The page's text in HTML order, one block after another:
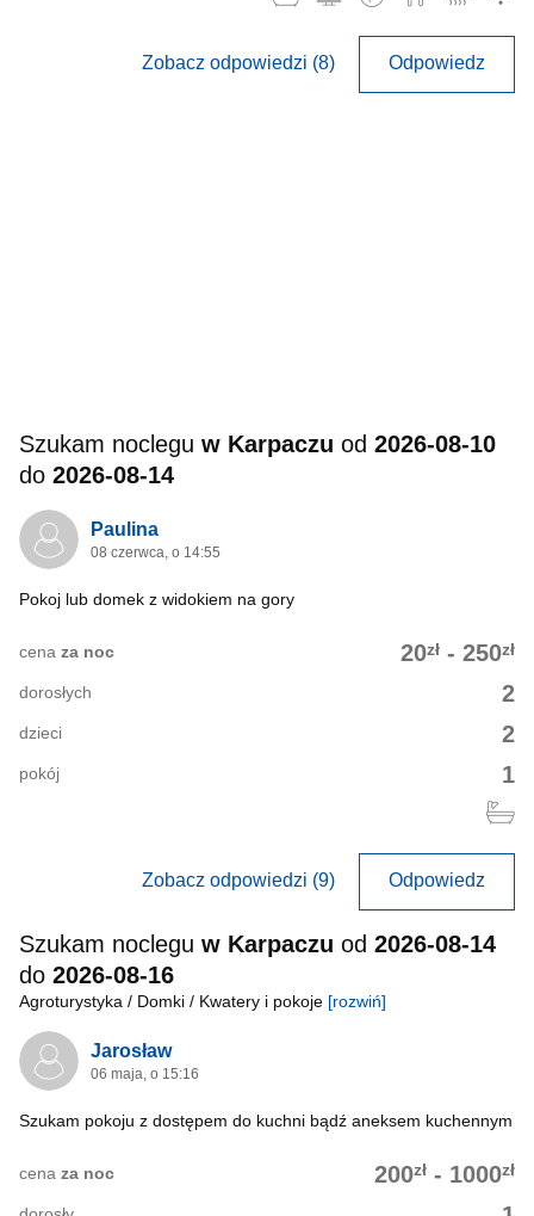
Zobacz odpowiedzi (8) Odpowiedz
Szukam noclegu w Karpaczu od 2026-08-10
do 2026-08-14
Paulina
08 czerwca, o 14:55
Pokoj lub domek z widokiem na gory
20zł - 250zł
cena za noc
2
dorosłych
2
dzieci
1
pokój
Zobacz odpowiedzi (9) Odpowiedz
Szukam noclegu w Karpaczu od 2026-08-14
do 2026-08-16
Agroturystyka / Domki / Kwatery i pokoje [rozwiń]
Jarosław
06 maja, o 15:16
Szukam pokoju z dostępem do kuchni bądź aneksem kuchennym
200zł - 1000zł
cena za noc